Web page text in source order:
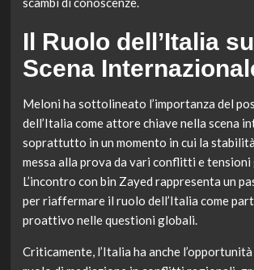
Il Ruolo dell’Italia
Scena
Meloni ha sottolineato l’importanza del
dell’Italia come attore chiave nella scena
soprattutto in un momento in cui la
messa alla prova da vari conflitti e
L’incontro con bin Zayed rappresenta un
per riaffermare il ruolo dell’Italia come
proattivo nelle questioni globali.
Criticamente, l’Italia ha anche